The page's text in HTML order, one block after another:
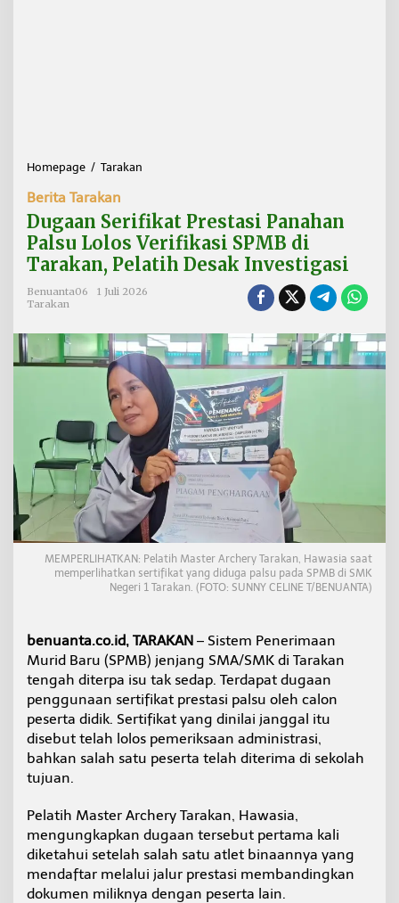
Homepage / Tarakan
a
a
n
S
r
i
k
t
P
e
s
t
a
s
i
P
a
n
a
n
P
a
l
s
u
L
o
l
V
e
r
i
f
i
Berita Tarakan
Dugaan Serifikat Prestasi Panahan
Palsu Lolos Verifikasi SPMB di
Tarakan, Pelatih Desak Investigasi
Benuanta06
1 Juli 2026
Tarakan
MEMPERLIHATKAN: Pelatih Master Archery Tarakan, Hawasia saat
memperlihatkan sertifikat yang diduga palsu pada SPMB di SMK
Negeri 1 Tarakan. (FOTO: SUNNY CELINE T/BENUANTA)
benuanta.co.id, TARAKAN – Sistem Penerimaan
Murid Baru (SPMB) jenjang SMA/SMK di Tarakan
tengah diterpa isu tak sedap. Terdapat dugaan
penggunaan sertifikat prestasi palsu oleh calon
peserta didik. Sertifikat yang dinilai janggal itu
disebut telah lolos pemeriksaan administrasi,
bahkan salah satu peserta telah diterima di sekolah
tujuan.
Pelatih Master Archery Tarakan, Hawasia,
mengungkapkan dugaan tersebut pertama kali
diketahui setelah salah satu atlet binaannya yang
mendaftar melalui jalur prestasi membandingkan
dokumen miliknya dengan peserta lain.